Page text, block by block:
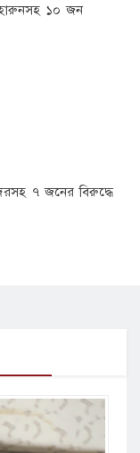
হারুনসহ ১০ জন
৭ জনের বিরুদ্ধে